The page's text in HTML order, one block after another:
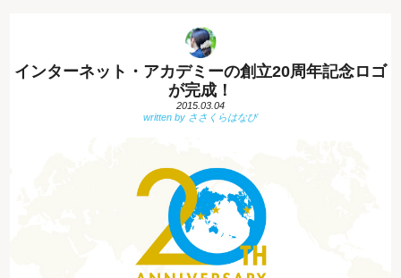
インターネット・アカデミーの創立20周年記念ロゴ
が完成！
2015.03.04